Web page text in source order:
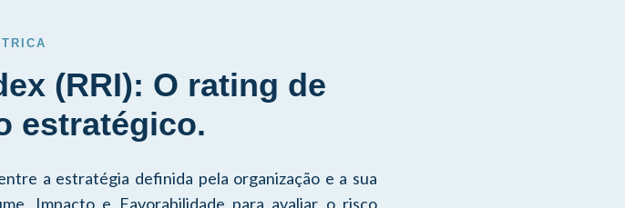
(RRI): O rating de
estratégico.
a estratégia definida pela organização e a sua
Impacto e Favorabilidade para avaliar o risco